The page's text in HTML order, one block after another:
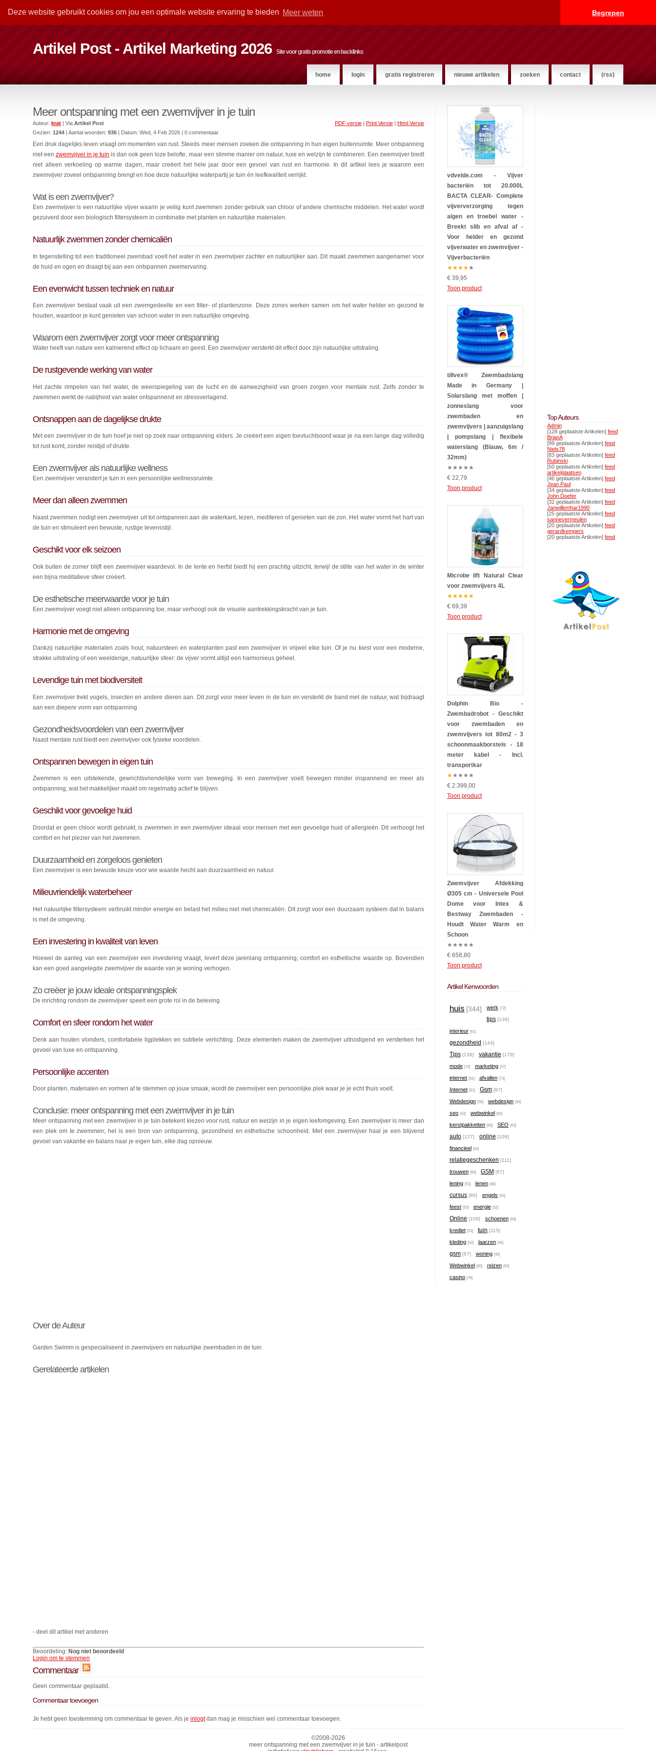
Deze website gebruikt cookies om jou een optimale website ervaring te bieden Meer weten Begrepen
Artikel Post - Artikel Marketing 2026 Site voor gratis promotie en backlinks
home login gratis registreren nieuwe artikelen zoeken contact (rss)
Meer ontspanning met een zwemvijver in je tuin
PDF versie| Print Versie| Html Versie
Auteur:krat | ViaArtikel Post
Gezien:1244 | Aantal woorden:936 | Datum:Wed, 4 Feb 2026 | 0 commentaar
Een druk dagelijks leven vraagt om momenten van rust. Steeds meer mensen zoeken die ontspanning in hun eigen buitenruimte. Meer ontspanning
met eenzwemvijver in je tuin is dan ook geen loze belofte, maar een slimme manier om natuur, luxe en welzijn te combineren. Een zwemvijver biedt
niet alleen verkoeling op warme dagen, maar creëert het hele jaar door een gevoel van rust en harmonie. In dit artikel lees je waarom een
zwemvijver zoveel ontspanning brengt en hoe deze natuurlijke waterpartij je tuin én leefkwaliteit verrijkt.
Wat is een zwemvijver?
Een zwemvijver is een natuurlijke vijver waarin je veilig kunt zwemmen zonder gebruik van chloor of andere chemische middelen. Het water wordt
gezuiverd door een biologisch filtersysteem in combinatie met planten en natuurlijke materialen.
Natuurlijk zwemmen zonder chemicaliën
In tegenstelling tot een traditioneel zwembad voelt het water in een zwemvijver zachter en natuurlijker aan. Dit maakt zwemmen aangenamer voor
de huid en ogen en draagt bij aan een ontspannen zwemervaring.
Een evenwicht tussen techniek en natuur
Een zwemvijver bestaat vaak uit een zwemgedeelte en een filter- of plantenzone. Deze zones werken samen om het water helder en gezond te
houden, waardoor je kunt genieten van schoon water in een natuurlijke omgeving.
Waarom een zwemvijver zorgt voor meer ontspanning
Water heeft van nature een kalmerend effect op lichaam en geest. Een zwemvijver versterkt dit effect door zijn natuurlijke uitstraling.
De rustgevende werking van water
Het zachte rimpelen van het water, de weerspiegeling van de lucht en de aanwezigheid van groen zorgen voor mentale rust. Zelfs zonder te
zwemmen werkt de nabijheid van water ontspannend en stressverlagend.
Ontsnappen aan de dagelijkse drukte
Met een zwemvijver in de tuin hoef je niet op zoek naar ontspanning elders. Je creëert een eigen toevluchtsoord waar je na een lange dag volledig
tot rust komt, zonder reistijd of drukte.
Een zwemvijver als natuurlijke wellness
Een zwemvijver verandert je tuin in een persoonlijke wellnessruimte.
Meer dan alleen zwemmen
Naast zwemmen nodigt een zwemvijver uit tot ontspannen aan de waterkant, lezen, mediteren of genieten van de zon. Het water vormt het hart van
de tuin en stimuleert een bewuste, rustige levensstijl.
Geschikt voor elk seizoen
Ook buiten de zomer blijft een zwemvijver waardevol. In de lente en herfst biedt hij een prachtig uitzicht, terwijl de stilte van het water in de winter
een bijna meditatieve sfeer creëert.
De esthetische meerwaarde voor je tuin
Een zwemvijver voegt niet alleen ontspanning toe, maar verhoogt ook de visuele aantrekkingskracht van je tuin.
Harmonie met de omgeving
Dankzij natuurlijke materialen zoals hout, natuursteen en waterplanten past een zwemvijver in vrijwel elke tuin. Of je nu kiest voor een moderne,
strakke uitstraling of een weelderige, natuurlijke sfeer: de vijver vormt altijd een harmonieus geheel.
Levendige tuin met biodiversiteit
Een zwemvijver trekt vogels, insecten en andere dieren aan. Dit zorgt voor meer leven in de tuin en versterkt de band met de natuur, wat bijdraagt
aan een diepere vorm van ontspanning.
Gezondheidsvoordelen van een zwemvijver
Naast mentale rust biedt een zwemvijver ook fysieke voordelen.
Ontspannen bewegen in eigen tuin
Zwemmen is een uitstekende, gewrichtsvriendelijke vorm van beweging. In een zwemvijver voelt bewegen minder inspannend en meer als
ontspanning, wat het makkelijker maakt om regelmatig actief te blijven.
Geschikt voor gevoelige huid
Doordat er geen chloor wordt gebruikt, is zwemmen in een zwemvijver ideaal voor mensen met een gevoelige huid of allergieën. Dit verhoogt het
comfort en het plezier van het zwemmen.
Duurzaamheid en zorgeloos genieten
Een zwemvijver is een bewuste keuze voor wie waarde hecht aan duurzaamheid en natuur.
Milieuvriendelijk waterbeheer
Het natuurlijke filtersysteem verbruikt minder energie en belast het milieu niet met chemicaliën. Dit zorgt voor een duurzaam systeem dat in balans
is met de omgeving.
Een investering in kwaliteit van leven
Hoewel de aanleg van een zwemvijver een investering vraagt, levert deze jarenlang ontspanning, comfort en esthetische waarde op. Bovendien
kan een goed aangelegde zwemvijver de waarde van je woning verhogen.
Zo creëer je jouw ideale ontspanningsplek
De inrichting rondom de zwemvijver speelt een grote rol in de beleving.
Comfort en sfeer rondom het water
Denk aan houten vlonders, comfortabele ligplekken en subtiele verlichting. Deze elementen maken de zwemvijver uitnodigend en versterken het
gevoel van luxe en ontspanning.
Persoonlijke accenten
Door planten, materialen en vormen af te stemmen op jouw smaak, wordt de zwemvijver een persoonlijke plek waar je je echt thuis voelt.
Conclusie: meer ontspanning met een zwemvijver in je tuin
Meer ontspanning met een zwemvijver in je tuin betekent kiezen voor rust, natuur en welzijn in je eigen leefomgeving. Een zwemvijver is meer dan
een plek om te zwemmen; het is een bron van ontspanning, gezondheid en esthetische schoonheid. Met een zwemvijver haal je een blijvend
gevoel van vakantie en balans naar je eigen tuin, elke dag opnieuw.
Over de Auteur
Garden Swimm is gespecialiseerd in zwemvijvers en natuurlijke zwembaden in de tuin.
Gerelateerde artikelen
- deel dit artikel met anderen
Beoordeling: Nog niet beoordeeld
Login om te stemmen
Commentaar
Geen commentaar geplaatst.
Commentaar toevoegen
Je hebt geen toestemming om commentaar te geven. Als jeinlogtdan mag je misschien wel commentaar toevoegen.
vdvelde.com - Vijver
bacteriën tot 20.000L
BACTA CLEAR- Complete
vijververzorging tegen
algen en troebel water -
Breekt slib en afval af -
Voor helder en gezond
vijverwater en zwemvijver -
Vijverbacteriën
★★★★★
€ 39,95
Toon product
tillvex® Zwembadslang
Made in Germany |
Solarslang met moffen |
zonneslang voor
zwembaden en
zwemvijvers | aanzuigslang
| pompslang | flexibele
waterslang (Blauw, 6m /
32mm)
★★★★★
€ 22,79
Toon product
Microbe lift Natural Clear
voor zwemvijvers 4L
★★★★★
€ 69,39
Toon product
Dolphin Bio -
Zwembadrobot - Geschikt
voor zwembaden en
zwemvijvers tot 80m2 - 3
schoonmaakborstels - 18
meter kabel - Incl.
transportkar
★★★★★
€ 2.399,00
Toon product
Zwemvijver Afdekking
Ø305 cm - Universele Pool
Dome voor Intex &
Bestway Zwembaden -
Houdt Water Warm en
Schoon
★★★★★
€ 658,80
Toon product
Artikel Kenwoorden
huis [344] werk [72]
tips [136]
interieur [61]
gezondheid [144]
Tips [136] vakantie [178]
mode [74] marketing [57]
internet [81] afvallen [73]
Internet [81] Gsm [87]
Webdesign [56] webdesign [56]
seo [63] webwinkel [65]
kerstpakketten [56] SEO [63]
auto [127] online [109]
financieel [84]
relatiegeschenken [111]
trouwen [60] GSM [87]
lening [53] lenen [68]
cursus [86] engels [54]
feest [50] energie [52]
Online [109] schoenen [69]
krediet [53] tuin [115]
kleding [52] laarzen [46]
gsm [87] woning [46]
Webwinkel [65] reizen [50]
casino [78]
Top Auteurs
Admin
[128 geplaatste Artikelen] feed
BrianA
[99 geplaatste Artikelen] feed
Niels78
[83 geplaatste Artikelen] feed
Rubinski
[50 geplaatste Artikelen] feed
artikelplaatsen
[46 geplaatste Artikelen] feed
Jean Paul
[34 geplaatste Artikelen] feed
John Doefer
[32 geplaatste Artikelen] feed
Janwillemhar1990
[25 geplaatste Artikelen] feed
sannevermeulen
[20 geplaatste Artikelen] feed
gerardkempers
[20 geplaatste Artikelen] feed
©2008-2026
meer ontspanning met een zwemvijver in je tuin - artikelpost